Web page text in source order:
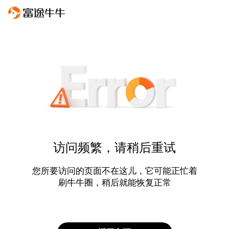
访问频繁，请稍后重试
您所要访问的页面不在这儿，它可能正忙着
刷牛牛圈，稍后就能恢复正常